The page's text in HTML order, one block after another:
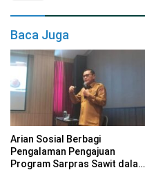
Baca Juga
Arian Sosial Berbagi
Pengalaman Pengajuan
Program Sarpras Sawit dalam